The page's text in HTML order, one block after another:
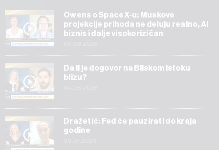
Owens o SpaceX-u: Muskove
projekcije prihoda ne deluju realno, AI
biznis i dalje visokorizičan
Da li je dogovor na Bliskom istoku
blizu?
Dražetić: Fed će pauzirati do kraja
godine